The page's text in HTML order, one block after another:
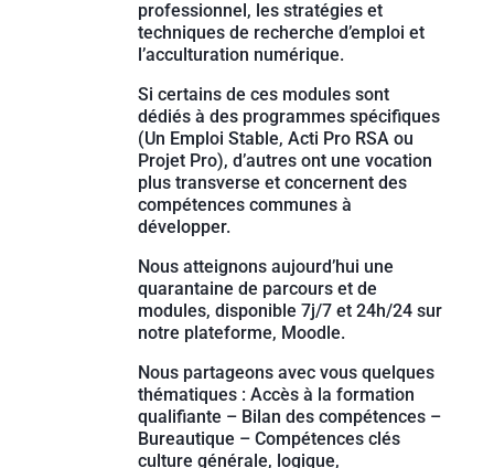
professionnel, les stratégies et
techniques de recherche d’emploi et
l’acculturation numérique.
Si certains de ces modules sont
dédiés à des programmes spécifiques
(Un Emploi Stable, Acti Pro RSA ou
Projet Pro), d’autres ont une vocation
plus transverse et concernent des
compétences communes à
développer.
Nous atteignons aujourd’hui une
quarantaine de parcours et de
modules, disponible 7j/7 et 24h/24 sur
notre plateforme, Moodle.
Nous partageons avec vous quelques
thématiques : Accès à la formation
qualifiante – Bilan des compétences –
Bureautique – Compétences clés
culture générale, logique,